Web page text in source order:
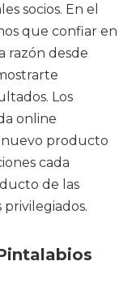
socios. En el
que confiar en
razón desde
Los
online
nuevo producto
cada
de las